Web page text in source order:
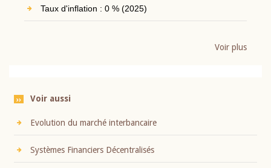
Taux d'inflation : 0 % (2025)
Voir plus
Voir aussi
Evolution du marché interbancaire
Systèmes Financiers Décentralisés